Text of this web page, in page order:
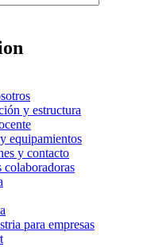
y estructura
equipamientos
y contacto
colaboradoras
para empresas